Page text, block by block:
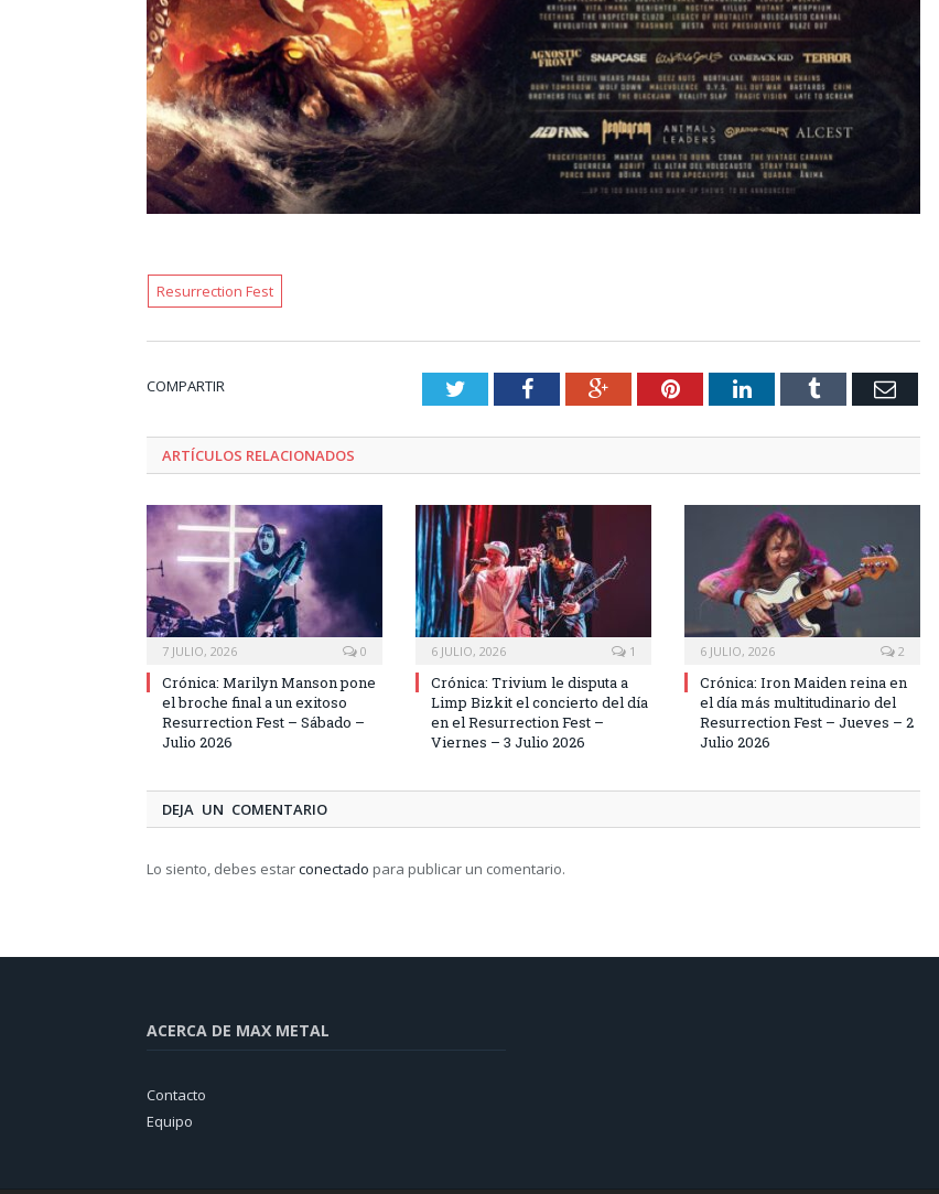
Resurrection Fest
COMPARTIR TwitterFacebookGoogle+PinterestLinkedInTumblr Email
ARTÍCULOS RELACIONADOS
7 JULIO, 2026 0
Crónica: Marilyn Manson pone
el broche final a un exitoso
Resurrection Fest – Sábado –
Julio 2026
6 JULIO, 2026 1
Crónica: Trivium le disputa a
Limp Bizkit el concierto del día
en el Resurrection Fest –
Viernes – 3 Julio 2026
6 JULIO, 2026 2
Crónica: Iron Maiden reina en
el día más multitudinario del
Resurrection Fest – Jueves – 2
Julio 2026
DEJA UN COMENTARIO
Lo siento, debes estarconectado para publicar un comentario.
ACERCA DE MAX METAL
Contacto
Equipo